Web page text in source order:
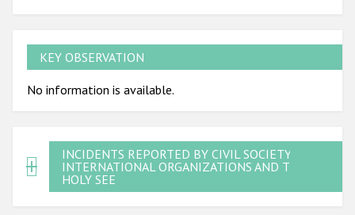
KEY OBSERVATION
No information is available.
INCIDENTS REPORTED BY CIVIL SOCIETY,
INTERNATIONAL ORGANIZATIONS AND THE
HOLY SEE